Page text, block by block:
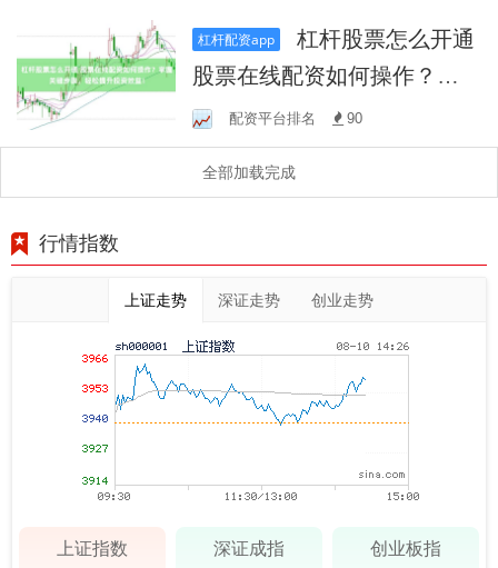
杠杆配资app
杠杆股票怎么开通
股票在线配资如何操作？掌
握关键步骤，轻松提升投资
效益！
配资平台排名 90
全部加载完成
行情指数
上证走势 深证走势 创业走势
上证指数 深证成指 创业板指